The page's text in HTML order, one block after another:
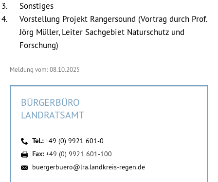
Sonstiges
Vorstellung Projekt Rangersound (Vortrag durch Prof.
Jörg Müller, Leiter Sachgebiet Naturschutz und
Forschung)
Meldung vom: 08.10.2025
BÜRGERBÜRO
LANDRATSAMT
Tel.:+49 (0) 9921 601-0
Fax:+49 (0) 9921 601-100
buergerbuero@lra.landkreis-regen.de